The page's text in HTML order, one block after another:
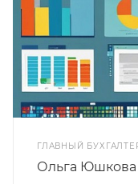
ГЛАВНЫЙ
Ольга Юшкова